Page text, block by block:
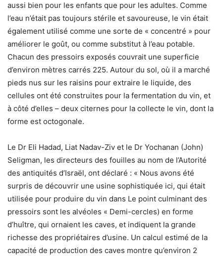
aussi bien pour les enfants que pour les adultes. Comme
l’eau n’était pas toujours stérile et savoureuse, le vin était
également utilisé comme une sorte de « concentré » pour
améliorer le goût, ou comme substitut à l’eau potable.
Chacun des pressoirs exposés couvrait une superficie
d’environ mètres carrés 225. Autour du sol, où il a marché
pieds nus sur les raisins pour extraire le liquide, des
cellules ont été construites pour la fermentation du vin, et
à côté d’elles – deux citernes pour la collecte le vin, dont la
forme est octogonale.
Le Dr Eli Hadad, Liat Nadav-Ziv et le Dr Yochanan (John)
Seligman, les directeurs des fouilles au nom de l’Autorité
des antiquités d’Israël, ont déclaré : « Nous avons été
surpris de découvrir une usine sophistiquée ici, qui était
utilisée pour produire du vin dans Le point culminant des
pressoirs sont les alvéoles « Demi-cercles) en forme
d’huître, qui ornaient les caves, et indiquent la grande
richesse des propriétaires d’usine. Un calcul estimé de la
capacité de production des caves montre qu’environ 2